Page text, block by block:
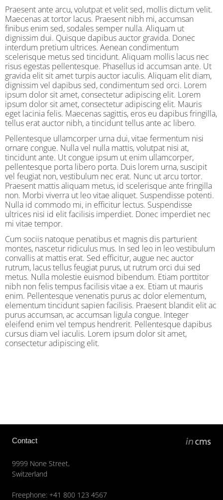
Praesent ante arcu, volutpat et velit sed, mollis dictum velit.
Maecenas at tortor lacus. Praesent nibh mi, accumsan
finibus enim sed, sodales semper nulla. Aliquam ut
dignissim dui. Quisque dapibus auctor gravida. Donec
interdum pretium ultrices. Aenean condimentum
scelerisque metus sed tincidunt. Aliquam mollis lacus nec
risus egestas pellentesque. Phasellus id accumsan ante. Ut
gravida elit sit amet turpis auctor iaculis. Aliquam elit diam,
dignissim vel dapibus sed, condimentum sed orci. Lorem
ipsum dolor sit amet, consectetur adipiscing elit. Lorem
ipsum dolor sit amet, consectetur adipiscing elit. Mauris
eget lacinia felis. Maecenas sagittis, eros eu dapibus fringilla,
tellus erat auctor nibh, a tincidunt tellus ante ac libero.
Pellentesque ullamcorper urna dui, vitae fermentum nisi
ornare congue. Nulla vel nulla mattis, volutpat nisi at,
tincidunt ante. Ut congue ipsum ut enim ullamcorper,
pellentesque porta libero porta. Duis lorem urna, suscipit
vel feugiat non, vestibulum nec erat. Nunc ut arcu tortor.
Praesent mattis aliquam metus, id scelerisque ante fringilla
non. Morbi viverra ut leo vitae aliquet. Suspendisse potenti.
Nulla id commodo mi, in efficitur lectus. Suspendisse
ultrices nisi id elit facilisis imperdiet. Donec imperdiet nec
mi vitae tempor.
Cum sociis natoque penatibus et magnis dis parturient
montes, nascetur ridiculus mus. In sed leo in leo vestibulum
convallis at mattis erat. Sed efficitur, augue nec auctor
rutrum, lacus tellus feugiat purus, ut rutrum orci dui sed
metus. Nulla molestie euismod bibendum. Etiam porttitor
nibh non felis tempus facilisis vitae a ex. Etiam ut mauris
enim. Pellentesque venenatis purus ac dolor elementum,
elementum tincidunt sapien facilisis. Praesent blandit elit ac
purus accumsan, ac accumsan ligula congue. Integer
eleifend enim vel tempus hendrerit. Pellentesque dapibus
cursus diam vel iaculis. Lorem ipsum dolor sit amet,
consectetur adipiscing elit.
Contact
9999 None Street,
Switzerland
Freephone: +41 800 123 4567